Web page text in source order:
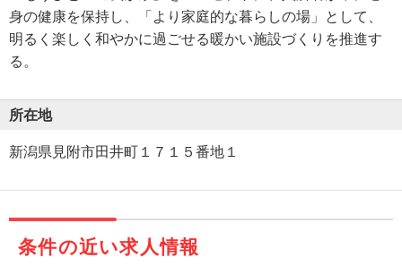
身の健康を保持し、「より家庭的な暮らしの場」として、
明るく楽しく和やかに過ごせる暖かい施設づくりを推進す
る。
所在地
新潟県見附市田井町１７１５番地１
条件の近い求人情報